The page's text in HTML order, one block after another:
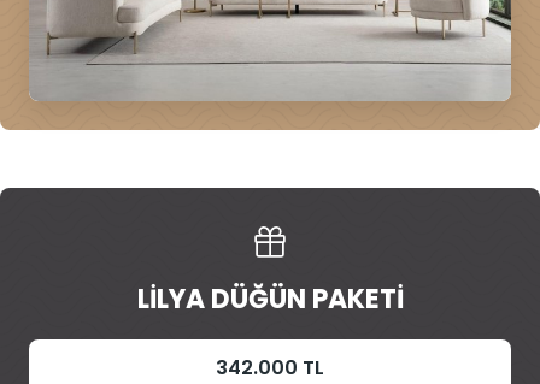
LILYA DÜĞÜN PAKETI
342.000 TL